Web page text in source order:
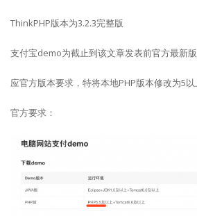
ThinkPHP版本为3.2.3完整版
支付宝demo为截止到该文章发表前官方最新版
应官方版本要求，特将本地PHP版本修改为5以
官方要求：